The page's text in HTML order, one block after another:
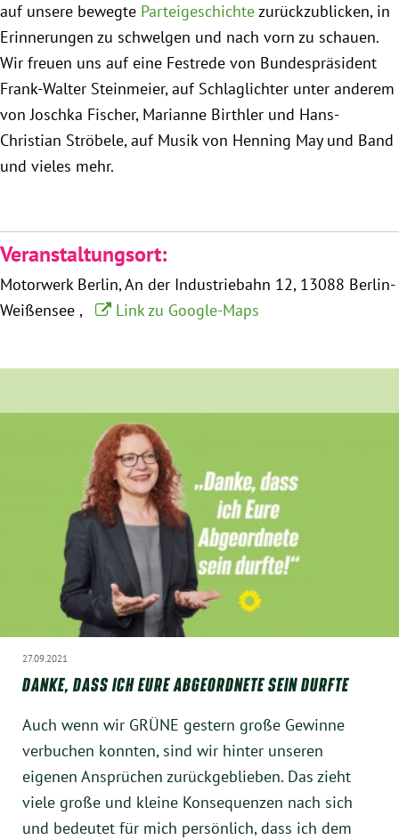
Ämter, Funktionen und Einkünfte
Besuch in Berlin
Praktikum
Patenschaftsprogramm
München
Zur Person
Kontakt
Presse
YouTube
Facebook
Instagram
auf unsere bewegte Parteigeschichtezurückzublicken, in
Erinnerungen zu schwelgen und nach vorn zu schauen.
Wir freuen uns auf eine Festrede von Bundespräsident
Frank-Walter Steinmeier, auf Schlaglichter unter anderem
von Joschka Fischer, Marianne Birthler und Hans-
Christian Ströbele, auf Musik von Henning May und Band
und vieles mehr.
Veranstaltungsort:
Motorwerk Berlin An der Industriebahn 12 13088 Berlin-
Weißensee
Link zu Google-Maps
27.09.2021
DANKE, DASS ICH EURE ABGEORDNETE SEIN DURFTE
Auch wenn wir GRÜNE gestern große Gewinne
verbuchen konnten, sind wir hinter unseren
eigenen Ansprüchen zurückgeblieben. Das zieht
viele große und kleine Konsequenzen nach sich
und bedeutet für mich persönlich, dass ich dem